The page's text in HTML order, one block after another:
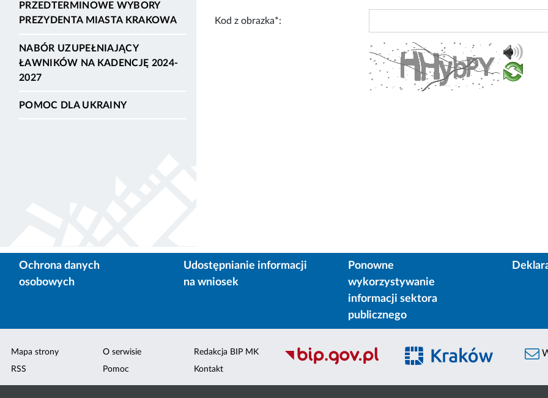
PRZEDTERMINOWE WYBORY
PREZYDENTA MIASTA KRAKOWA
NABÓR UZUPEŁNIAJĄCY
ŁAWNIKÓW NA KADENCJĘ 2024-
2027
POMOC DLA UKRAINY
Kod z obrazka*:
Ochrona danych
osobowych
Udostępnianie informacji
na wniosek
Ponowne
wykorzystywanie
informacji sektora
publicznego
Mapa strony
RSS
O serwisie
Pomoc
Redakcja BIP MK
Kontakt